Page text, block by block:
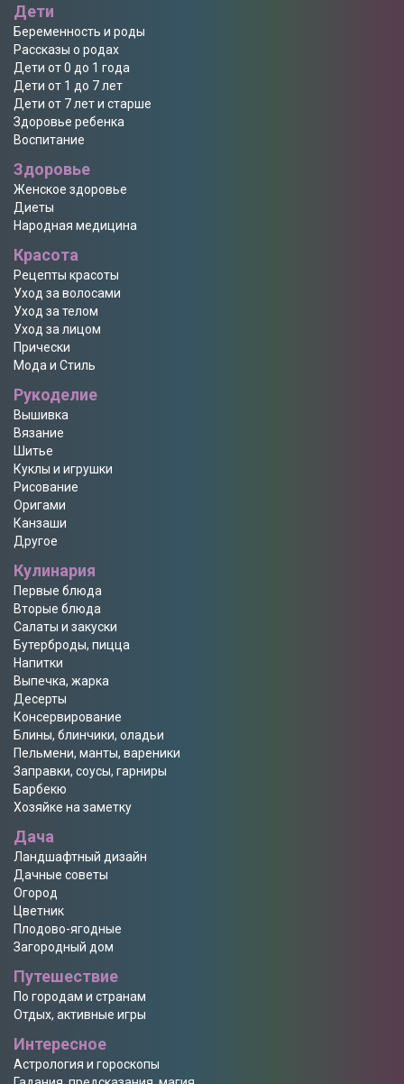
Дети
Беременность и роды
Рассказы о родах
Дети от 0 до 1 года
Дети от 1 до 7 лет
Дети от 7 лет и старше
Здоровье ребенка
Воспитание
Здоровье
Женское здоровье
Диеты
Народная медицина
Красота
Рецепты красоты
Уход за волосами
Уход за телом
Уход за лицом
Прически
Мода и Стиль
Рукоделие
Вышивка
Вязание
Шитье
Куклы и игрушки
Рисование
Оригами
Канзаши
Другое
Кулинария
Первые блюда
Вторые блюда
Салаты и закуски
Бутерброды, пицца
Напитки
Выпечка, жарка
Десерты
Консервирование
Блины, блинчики, оладьи
Пельмени, манты, вареники
Заправки, соусы, гарниры
Барбекю
Хозяйке на заметку
Дача
Ландшафтный дизайн
Дачные советы
Огород
Цветник
Плодово-ягодные
Загородный дом
Путешествие
По городам и странам
Отдых, активные игры
Интересное
Астрология и гороскопы